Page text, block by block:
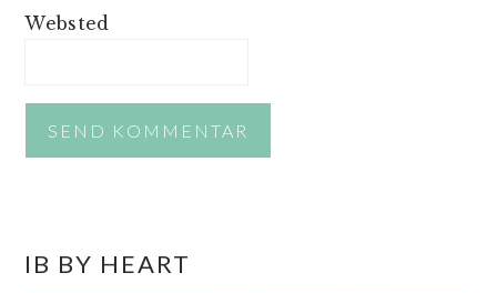
Websted
IB BY HEART